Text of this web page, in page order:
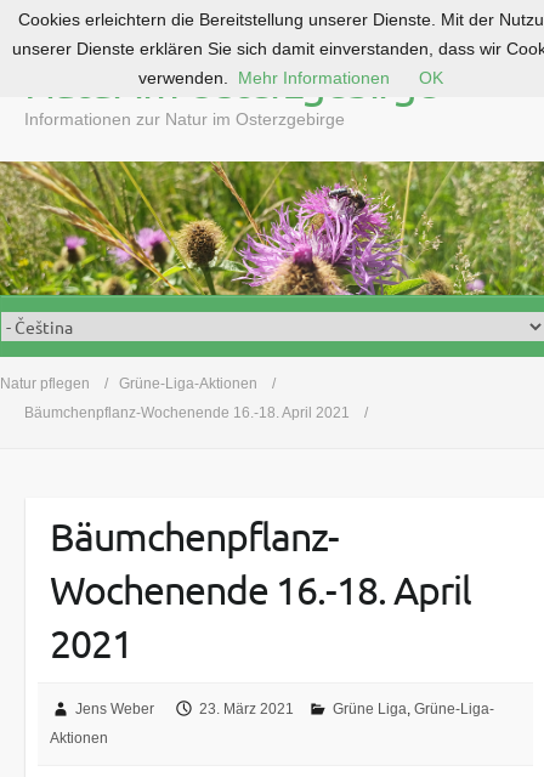
o
c
o
n
t
e
n
Natur im Osterzgebirge
Informationen zur Natur im Osterzgebirge
Natur pflegen
Grüne-Liga-Aktionen
Bäumchenpflanz-Wochenende 16.-18. April 2021
Bäumchenpflanz-
Wochenende 16.-18. April
2021
Jens Weber 23. März 2021 Grüne Liga,Grüne-Liga-
Aktionen
Cookies erleichtern die Bereitstellung unserer Dienste. Mit der
unserer Dienste erklären Sie sich damit einverstanden, dass wir
verwenden.
Mehr Informationen OK